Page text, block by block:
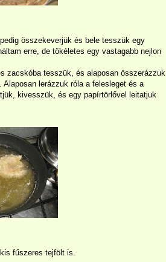
összekeverjük és bele tesszük egy
erre, de tökéletes egy vastagabb nejlon
zacskóba tesszük, és alaposan összerázzuk.
lerázzuk róla a felesleget és a
kivesszük, és egy papírtörlővel leitatjuk
fűszeres tejfölt is.